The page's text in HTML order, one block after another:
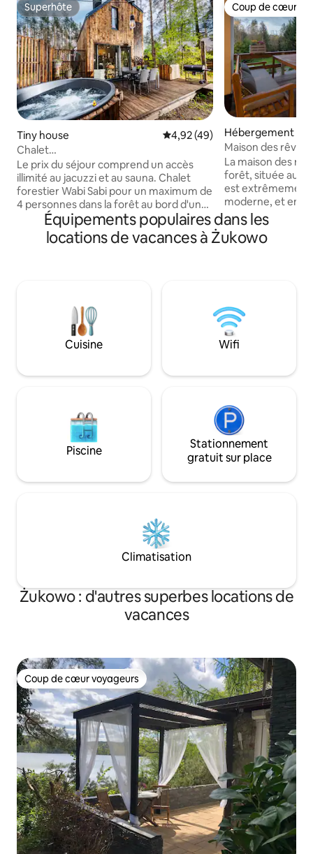
Superhôte
Superhôte
Tiny house Évaluation moyenne sur la
4,92 (49)
Chalet
forêt/jacuzzi/cheminée/sauna/lac
Cachoubie
Le prix du séjour comprend un accès
illimité au jacuzzi et au sauna. Chalet
forestier Wabi Sabi pour un maximum de
4 personnes dans la forêt au bord d'un
lac en Cachoubie. Nous proposons une
maison de plain-pied d'environ 45 m2
avec deux chambres séparées, un salon
fait environ 500 m2 et est clôturée. De
plus, sur la grande terrasse en bois, nous
avons un jacuzzi et un sauna réservés
aux clients de la maison. Notre maison
chauffée et équipée d'un poêle. Le lac
Coup de cœur
Coup de cœur
Hébergement
Maison des
La maison des
forêt, située au
est
moderne, et en
accueillante,
tissus
vous
certainement
spacieuse avec
grand jardin, un
cheminée. Les
monuments
Équipements populaires dans les
locations de vacances à Żukowo
Cuisine Wifi
Piscine
Stationnement
gratuit sur place
Climatisation
Żukowo : d'autres superbes locations de
vacances
Coup de cœur voyageurs
Coup de cœur voyageurs